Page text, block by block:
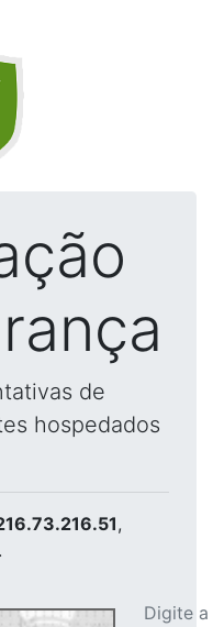
de
hospedados
,
Digite